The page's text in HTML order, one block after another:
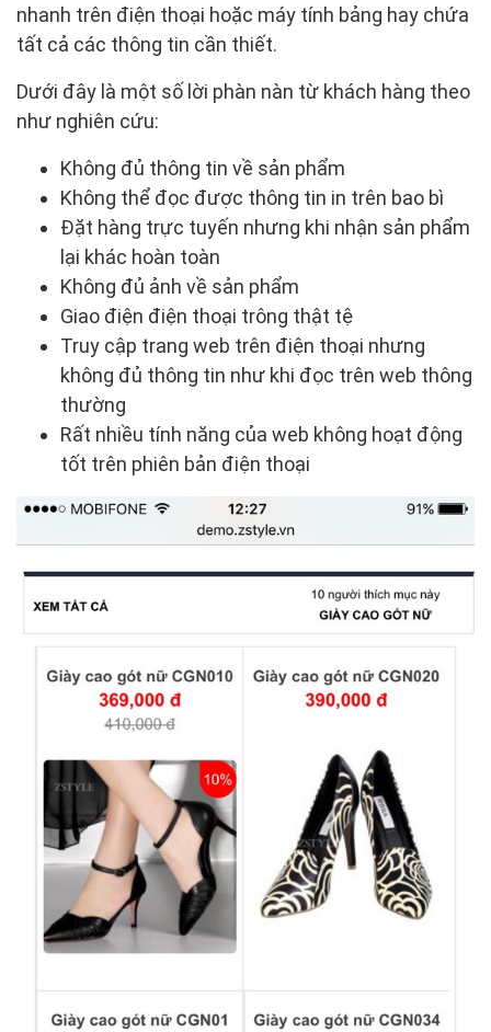
nhanh trên điện thoại hoặc máy tính bảng hay chứa
tất cả các thông tin cần thiết.
Dưới đây là một số lời phàn nàn từ khách hàng theo
như nghiên cứu:
Không đủ thông tin về sản phẩm
Không thể đọc được thông tin in trên bao bì
Đặt hàng trực tuyến nhưng khi nhận sản phẩm
lại khác hoàn toàn
Không đủ ảnh về sản phẩm
Giao điện điện thoại trông thật tệ
Truy cập trang web trên điện thoại nhưng
không đủ thông tin như khi đọc trên web thông
thường
Rất nhiều tính năng của web không hoạt động
tốt trên phiên bản điện thoại